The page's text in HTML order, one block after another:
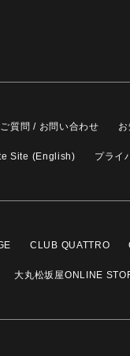
質問 / お問い合わせ
Site (English) プライ
CLUB QUATTRO
大丸松坂屋ONLINE